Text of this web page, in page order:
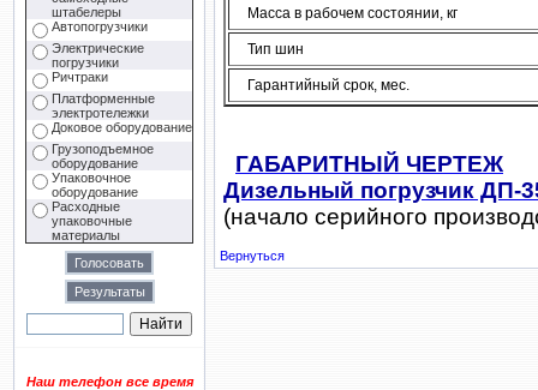
штабелеры
Автопогрузчики
Электрические
погрузчики
Ричтраки
Платформенные
электротележки
Доковое оборудование
Грузоподъемное
оборудование
Упаковочное
оборудование
Расходные
упаковочные
материалы
Наш телефон все время
Масса в рабочем состоянии, кг
Тип шин
Гарантийный срок, мес.
ГАБАРИТНЫЙ ЧЕРТЕЖ
Дизельный погрузчик ДП-
(начало серийного
Вернуться